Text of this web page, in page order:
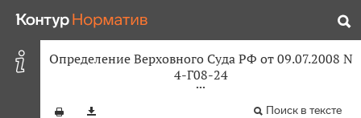
Определение Верховного Суда РФ от 09.07.2008 N
4-Г08-24
Поиск в тексте